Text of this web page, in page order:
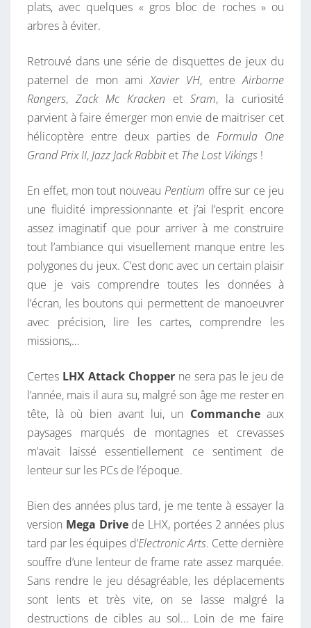
plats, avec quelques « gros bloc de roches » ou
arbres à éviter.
Retrouvé dans une série de disquettes de jeux du
paternel de mon amiXavier VH, entreAirborne
Rangers, Zack Mc Kracken et Sram, la curiosité
parvient à faire émerger mon envie de maitriser cet
hélicoptère entre deux parties deFormula One
Grand Prix II, Jazz Jack Rabbitet The Lost Vikings !
En effet, mon tout nouveau Pentium offre sur ce jeu
une fluidité impressionnante et j’ai l’esprit encore
assez imaginatif que pour arriver à me construire
tout l’ambiance qui visuellement manque entre les
polygones du jeux. C’est donc avec un certain plaisir
que je vais comprendre toutes les données à
l’écran, les boutons qui permettent de manoeuvrer
avec précision, lire les cartes, comprendre les
missions,…
Certes LHX Attack Chopper ne sera pas le jeu de
l’année, mais il aura su, malgré son âge me rester en
tête, là où bien avant lui, un Commancheaux
paysages marqués de montagnes et crevasses
m’avait laissé essentiellement ce sentiment de
lenteur sur les PCs de l’époque.
Bien des années plus tard, je me tente à essayer la
version Mega Drivede LHX, portées 2 années plus
tard par les équipes d’Electronic Arts. Cette dernière
souffre d’une lenteur de frame rate assez marquée.
Sans rendre le jeu désagréable, les déplacements
sont lents et très vite, on se lasse malgré la
destructions de cibles au sol… Loin de me faire